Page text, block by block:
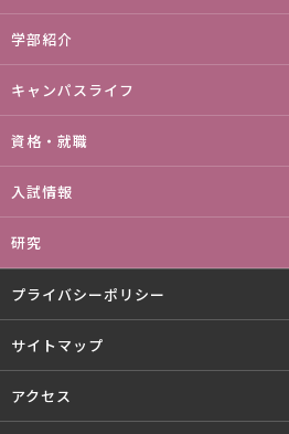
学部紹介
キャンパスライフ
資格・就職
入試情報
研究
プライバシーポリシー
サイトマップ
アクセス